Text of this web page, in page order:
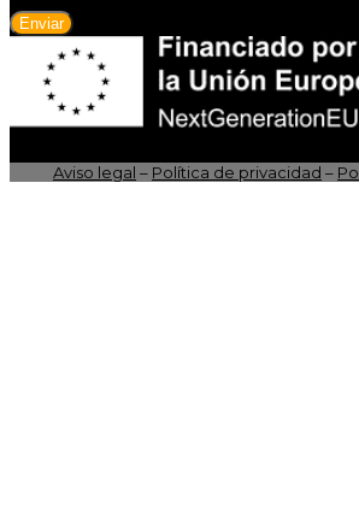
Enviar
Aviso legal – Política de privacidad –